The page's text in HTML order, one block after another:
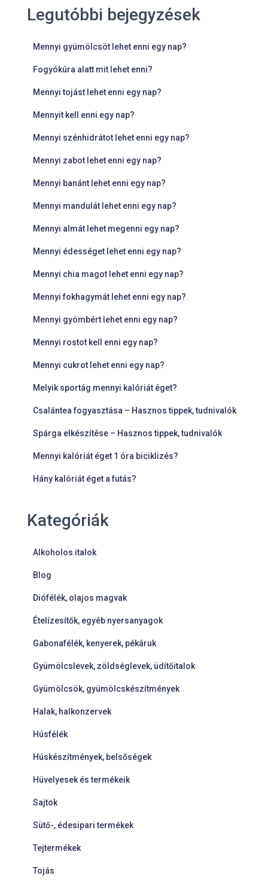
Legutóbbi bejegyzések
Mennyi gyümölcsöt lehet enni egy nap?
Fogyókúra alatt mit lehet enni?
Mennyi tojást lehet enni egy nap?
Mennyit kell enni egy nap?
Mennyi szénhidrátot lehet enni egy nap?
Mennyi zabot lehet enni egy nap?
Mennyi banánt lehet enni egy nap?
Mennyi mandulát lehet enni egy nap?
Mennyi almát lehet megenni egy nap?
Mennyi édességet lehet enni egy nap?
Mennyi chia magot lehet enni egy nap?
Mennyi fokhagymát lehet enni egy nap?
Mennyi gyömbért lehet enni egy nap?
Mennyi rostot kell enni egy nap?
Mennyi cukrot lehet enni egy nap?
Melyik sportág mennyi kalóriát éget?
Csalántea fogyasztása – Hasznos tippek, tudnivalók
Spárga elkészítése – Hasznos tippek, tudnivalók
Mennyi kalóriát éget 1 óra biciklizés?
Hány kalóriát éget a futás?
Kategóriák
Alkoholos italok
Blog
Diófélék, olajos magvak
Ételízesítők, egyéb nyersanyagok
Gabonafélék, kenyerek, pékáruk
Gyümölcslevek, zöldséglevek, üdítőitalok
Gyümölcsök, gyümölcskészítmények
Halak, halkonzervek
Húsfélék
Húskészítmények, belsőségek
Hüvelyesek és termékeik
Sajtok
Sütő-, édesipari termékek
Tejtermékek
Tojás